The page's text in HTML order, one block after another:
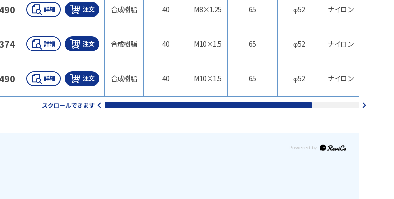
490
374
490
スクロールできます
合成樹脂 40 M8×1.25 65 φ52 ナイロン
合成樹脂 40 M10×1.5 65 φ52 ナイロン
合成樹脂 40 M10×1.5 65 φ52 ナイロン